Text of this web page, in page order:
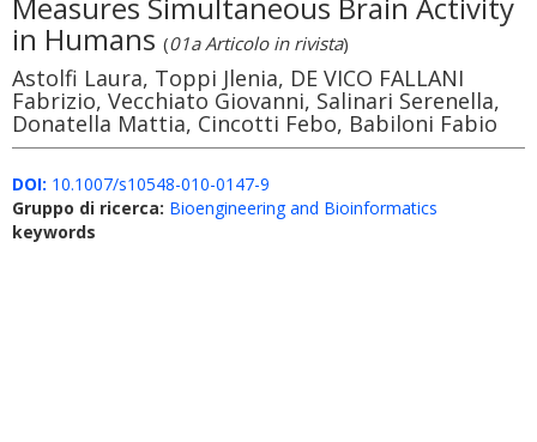
in Humans (01a Articolo in rivista)
Astolfi Laura, Toppi Jlenia, DE VICO FALLANI
Fabrizio, Vecchiato Giovanni, Salinari Serenella,
Donatella Mattia, Cincotti Febo, Babiloni Fabio
DOI: 10.1007/s10548-010-0147-9
Gruppo di ricerca: Bioengineering and Bioinformatics
keywords